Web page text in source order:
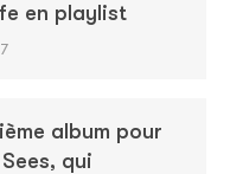
en playlist
album pour
qui